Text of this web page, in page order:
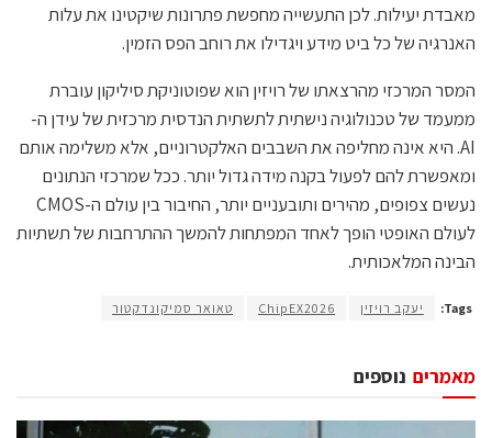
מאבדת יעילות. לכן התעשייה מחפשת פתרונות שיקטינו את עלות
האנרגיה של כל ביט מידע ויגדילו את רוחב הפס הזמין.
המסר המרכזי מהרצאתו של רויזין הוא שפוטוניקת סיליקון עוברת
ממעמד של טכנולוגיה נישתית לתשתית הנדסית מרכזית של עידן ה-
AI. היא אינה מחליפה את השבבים האלקטרוניים, אלא משלימה אותם
ומאפשרת להם לפעול בקנה מידה גדול יותר. ככל שמרכזי הנתונים
נעשים צפופים, מהירים ותובעניים יותר, החיבור בין עולם ה-CMOS
לעולם האופטי הופך לאחד המפתחות להמשך ההתרחבות של תשתיות
הבינה המלאכותית.
Tags: יעקב רויזין ChipEX2026 טאואר סמיקונדקטור
נוספים מאמרים